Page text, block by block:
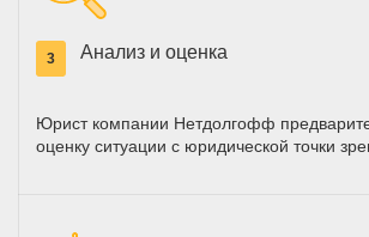
3 Анализ и оценка
Юрист компании Нетдолгофф
оценку ситуации с юридической точки